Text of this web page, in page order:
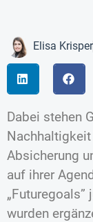
Elisa Krisper
Dabei stehen
Absicherung
auf ihrer
„Futuregoals”
wurden